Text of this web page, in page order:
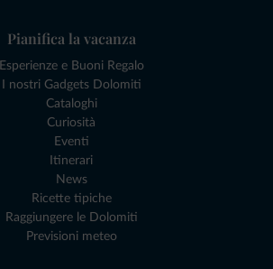
Pianifica la vacanza
Esperienze e Buoni Regalo
I nostri Gadgets Dolomiti
Cataloghi
Curiosità
Eventi
Itinerari
News
Ricette tipiche
Raggiungere le Dolomiti
Previsioni meteo